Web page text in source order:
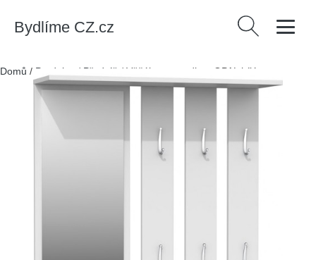
Bydlíme CZ.cz Vyhledávání
Domů / Produkty / Předsíň / Věšák se zrcadlem OPAL bílá